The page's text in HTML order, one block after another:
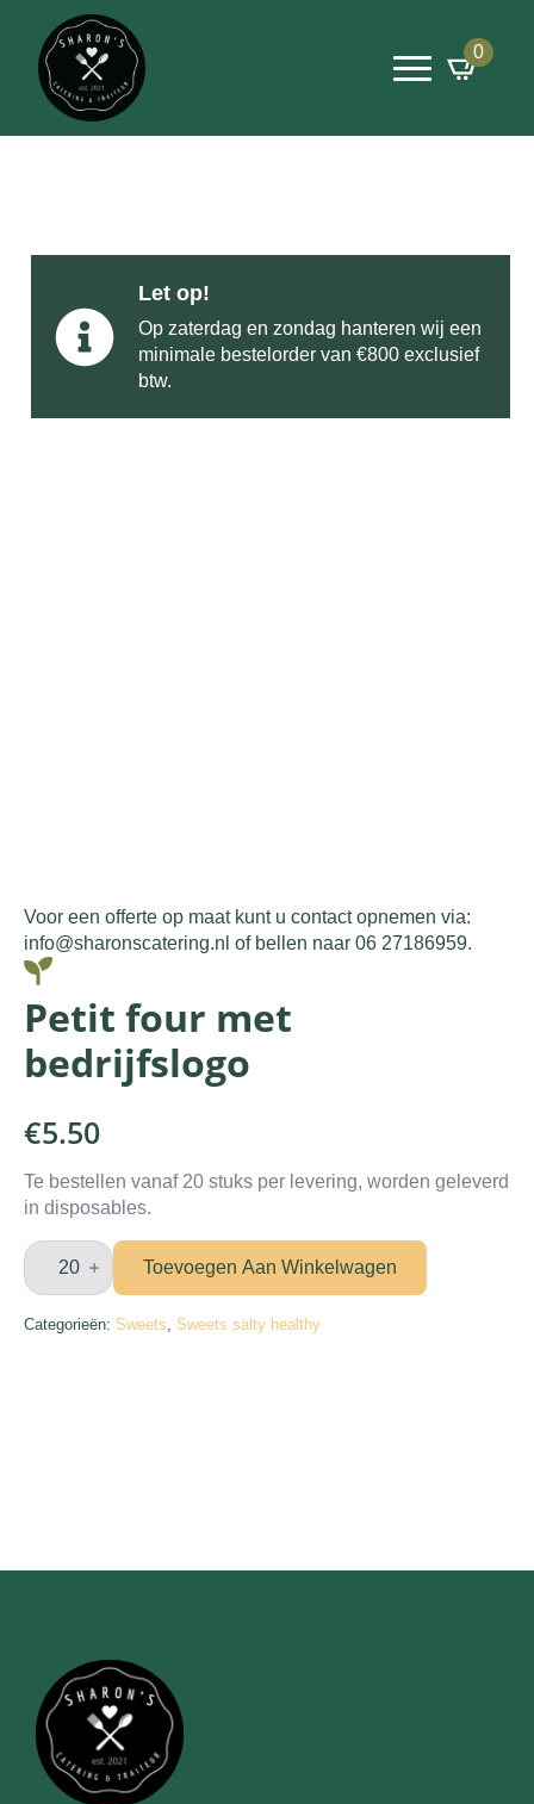
0
Let op!
Op zaterdag en zondag hanteren wij een
minimale bestelorder van €800 exclusief
btw.
Voor een offerte op maat kunt u contact opnemen via:
info@sharonscatering.nl of bellen naar 06 27186959.
Petit four met
bedrijfslogo
€5.50
Te bestellen vanaf 20 stuks per levering, worden geleverd
in disposables.
Petit
met
aantal
Toevoegen Aan Winkelwagen
Categorieën: Sweets, Sweets salty healthy